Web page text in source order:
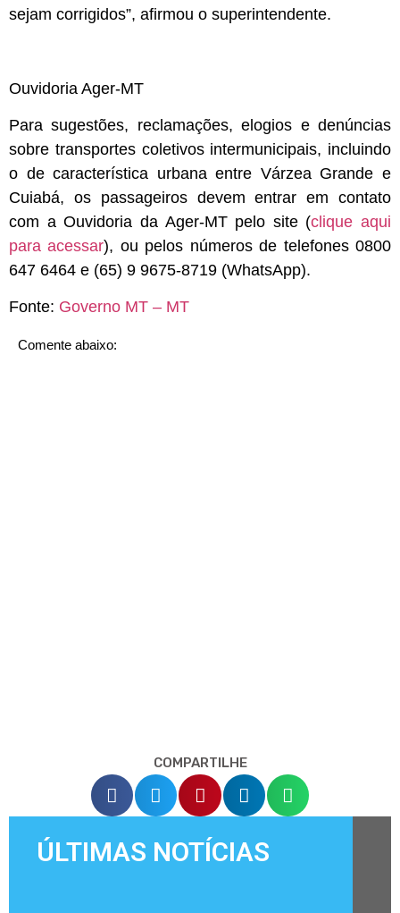
sejam corrigidos”, afirmou o superintendente.
Ouvidoria Ager-MT
Para sugestões, reclamações, elogios e denúncias
sobre transportes coletivos intermunicipais, incluindo
o de característica urbana entre Várzea Grande e
Cuiabá, os passageiros devem entrar em contato
com a Ouvidoria da Ager-MT pelo site (clique aqui
para acessar), ou pelos números de telefones 0800
647 6464 e (65) 9 9675-8719 (WhatsApp).
Fonte: Governo MT – MT
Comente abaixo:
COMPARTILHE
ÚLTIMAS NOTÍCIAS